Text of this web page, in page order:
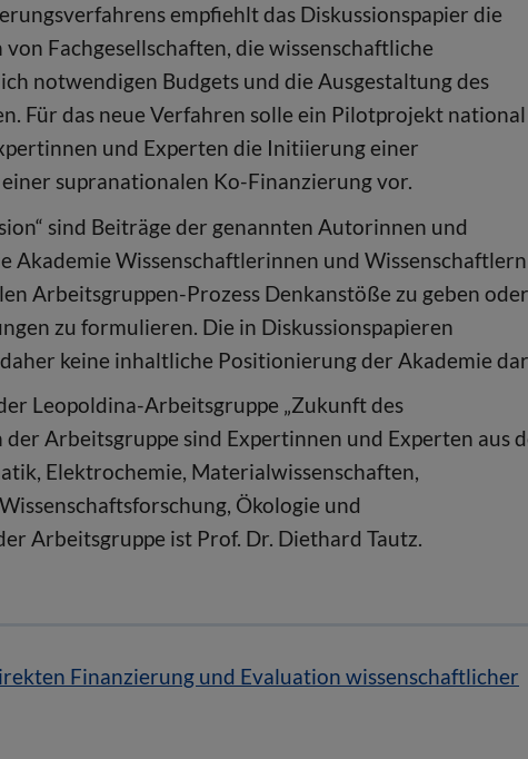
empfiehlt das Diskussionspapier die
Fachgesellschaften, die wissenschaftliche
notwendigen Budgets und die Ausgestaltung des
Für das neue Verfahren solle ein Pilotprojekt national
und Experten die Initiierung einer
supranationalen Ko-Finanzierung vor.
sind Beiträge der genannten Autorinnen und
Akademie Wissenschaftlerinnen und Wissenschaftlern
Arbeitsgruppen-Prozess Denkanstöße zu geben oder
zu formulieren. Die in Diskussionspapieren
keine inhaltliche Positionierung der Akademie dar.
Leopoldina-Arbeitsgruppe „Zukunft des
Arbeitsgruppe sind Expertinnen und Experten aus
Elektrochemie, Materialwissenschaften,
Ökologie und
Arbeitsgruppe ist Prof. Dr. Diethard Tautz.
Finanzierung und Evaluation wissenschaftlicher